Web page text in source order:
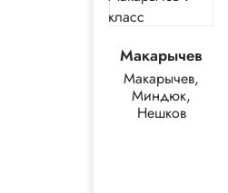
Макарычев
Макарычев,
Миндюк,
Нешков